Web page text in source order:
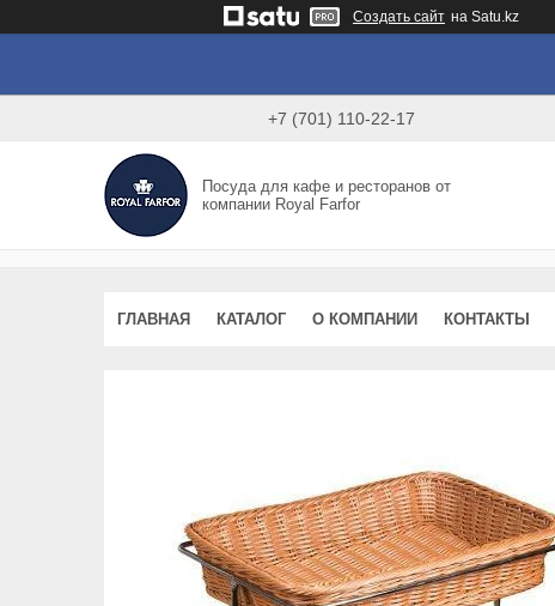
Создать сайт на Satu.kz
+7 (701) 110-22-17
Посуда для кафе и ресторанов от
компании Royal Farfor
ГЛАВНАЯ КАТАЛОГ О КОМПАНИИ КОНТАКТЫ